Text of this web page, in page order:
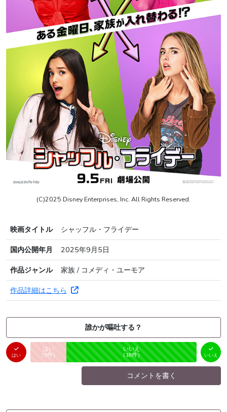
(C)2025 Disney Enterprises, Inc. All Rights Reserved.
映画タイトル
シャッフル・フライデー
国内公開年月
2025年9月5日
作品ジャンル
家族 / コメディ・ユーモア
作品詳細はこちら
誰かが嘔吐する？
はい
はい
（ 5件） 未投票
いいえ
（18件） いいえ
コメントを書く